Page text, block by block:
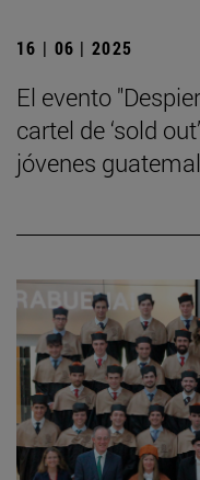
16 | 06 | 2025
El evento
cartel de ‘sold
jóvenes